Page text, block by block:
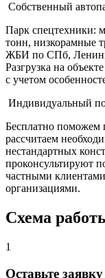
Собственный
Парк спецтехники:
тонн, низкорамные
ЖБИ по СПб,
Разгрузка на
с учетом
Индивидуальный
Бесплатно поможем
рассчитаем
нестандартных
проконсультируют
частными
организациями.
Схема
1
Оставьте заявку